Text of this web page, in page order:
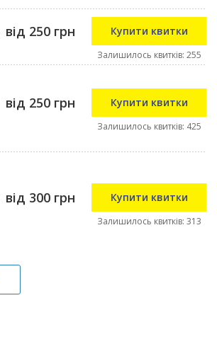
від 250 грн Купити квитки
Залишилось квитків: 255
від 250 грн Купити квитки
Залишилось квитків: 425
від 300 грн Купити квитки
Залишилось квитків: 313